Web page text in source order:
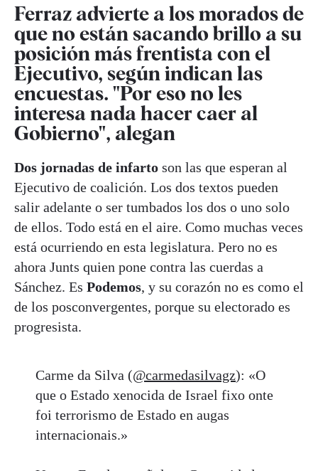
Ferraz advierte a los morados de
que no están sacando brillo a su
posición más frentista con el
Ejecutivo, según indican las
encuestas. "Por eso no les
interesa nada hacer caer al
Gobierno", alegan
Dos jornadas de infarto son las que esperan al
Ejecutivo de coalición. Los dos textos pueden
salir adelante o ser tumbados los dos o uno solo
de ellos. Todo está en el aire. Como muchas veces
está ocurriendo en esta legislatura. Pero no es
ahora Junts quien pone contra las cuerdas a
Sánchez. Es Podemos, y su corazón no es como el
de los posconvergentes, porque su electorado es
progresista.
Carme da Silva (@carmedasilvagz): «O
que o Estado xenocida de Israel fixo onte
foi terrorismo de Estado en augas
internacionais.»